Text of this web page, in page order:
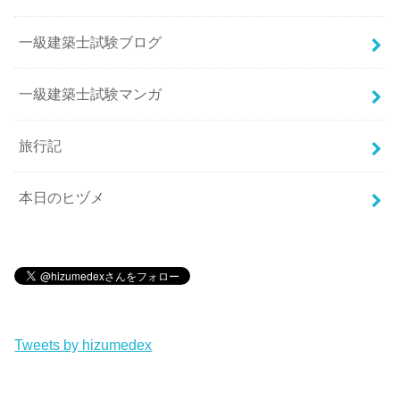
一級建築士試験ブログ
一級建築士試験マンガ
旅行記
本日のヒヅメ
Tweets by hizumedex